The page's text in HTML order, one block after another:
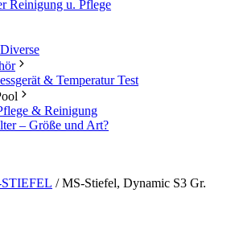
Reinigung u. Pflege
& Temperatur Test
& Reinigung
– Größe und Art?
/ MS-Stiefel, Dynamic S3 Gr.